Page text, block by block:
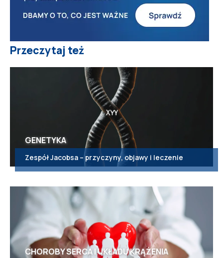
Przeczytaj też
GENETYKA
Zespół Jacobsa – przyczyny, objawy i leczenie
CHOROBY SERCA I UKŁADU KRĄŻENIA